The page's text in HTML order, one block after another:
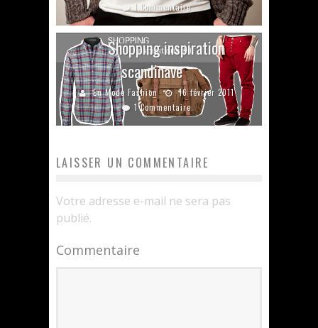
1 Commentaire
Shopping inspiration
scandinave
En Mode Fashion
16 février 2011
1 Commentaire
LAISSER UN COMMENTAIRE
Votre adresse e-mail ne sera pas
publié.
Commentaire